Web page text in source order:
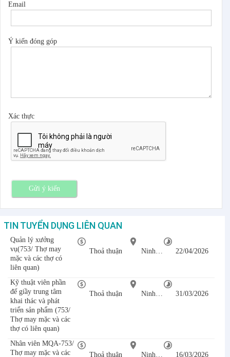
Email
Ý kiến đóng góp
Xác thực
Gửi ý kiến
TIN TUYỂN DỤNG LIÊN QUAN
Quản lý xưởng
vụ(753/ Thợ may
mặc và các thợ có
liên quan)
Thoả thuận Ninh Bình 22/04/2026
Kỹ thuật viên phần
đế giầy trung tâm
khai thác và phát
triển sản phẩm (753/
Thợ may mặc và các
thợ có liên quan)
Thoả thuận Ninh Bình 31/03/2026
Nhân viên MQA-753/
Thợ may mặc và các
Thoả thuận Ninh Bình 16/03/2026